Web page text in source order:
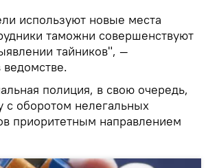
используют новые места
таможни совершенствуют
тайников", —
полиция, в свою очередь,
с оборотом нелегальных
приоритетным направлением